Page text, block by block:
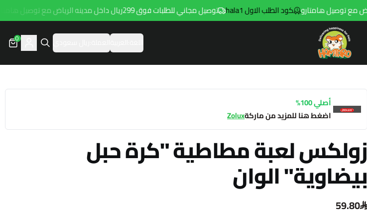
كود الطلب الاول hala1 توصيل مجاني للطلبات فوق 299ريال داخل مدينه الرياض مع توصيل هامتارو
Hamtaro
0
أصلي 100%
اضغط هنا للمزيد من ماركةZolux
زولكس لعبة مطاطية "كرة حبل
بيضاوية" الوان
59.80